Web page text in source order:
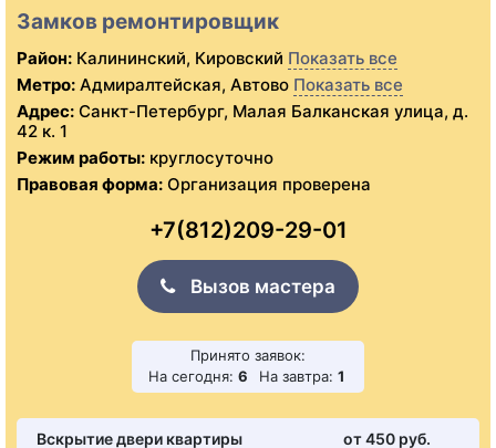
Замков ремонтировщик
Район: Калининский, Кировский Показать все
Метро: Адмиралтейская, Автово Показать все
Адрес: Санкт-Петербург, Малая Балканская улица, д.
42 к. 1
Режим работы: круглосуточно
Правовая форма: Организация проверена
+7(812)209-29-01
Вызов мастера
Принято заявок:
На сегодня: 6 На завтра: 1
Вскрытие двери квартиры от 450 pуб.